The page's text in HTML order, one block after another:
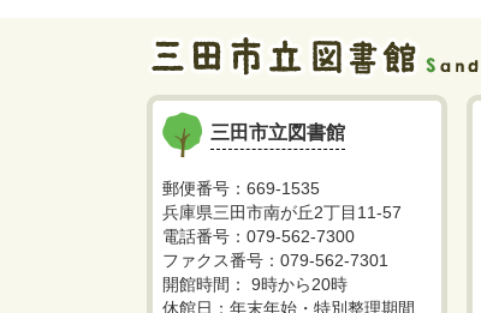
三田市立図書館
郵便番号：669-1535
兵庫県三田市南が丘2丁目11-57
電話番号：079-562-7300
ファクス番号：079-562-7301
開館時間： 9時から20時
休館日：年末年始・特別整理期間